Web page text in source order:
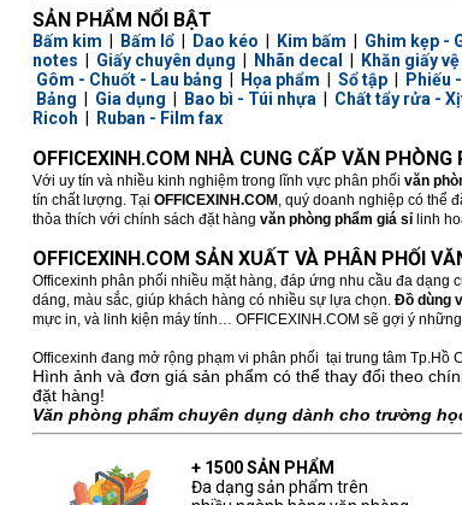
SẢN PHẨM NỔI BẬT
Bấm kim Bấm lổ| Dao kéo Kim bấm Ghim kẹp -
notes
Giấy chuyên dụng Nhãn decal Khăn giấy
Gôm - Chuốt - Lau bảng
Họa phẩm Sổ tập| Phiếu
Bảng
Gia dụng Bao bì - Túi nhựa Chất tẩy rửa -
Ricoh
Ruban - Film fax
OFFICEXINH.COM NHÀ CUNG CẤP VĂN PHÒNG
Với uy tín và nhiều kinh nghiệm trong lĩnh vực phân phối văn
tín chất lượng. Tại OFFICEXINH.COM , quý doanh nghiệp có thể
thỏa thích với chính sách đặt hàng văn phòng phẩm giá sỉlinh
OFFICEXINH.COM SẢN XUẤT VÀ PHÂN PHỐI
Officexinh phân phối nhiều mặt hàng, đáp ứng nhu cầu đa dạng
dáng, màu sắc, giúp khách hàng có nhiều sự lựa chọn. Đồ dùng
mực in, và linh kiện máy tính… OFFICEXINH.COM sẽ gợi ý
Officexinh đang mở rộng phạm vi phân phối tại trung tâm Tp.Hồ
Hình ảnh và đơn giá sản phẩm có thể thay đổi theo
đặt hàng!
Văn phòng phẩm chuyên dụng dành cho trường
+ 1500 SẢN PHẨM
Đa dạng sản phẩm trên